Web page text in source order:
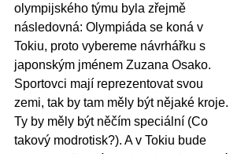
olympijského týmu byla zřejmě
následovná: Olympiáda se koná v
Tokiu, proto vybereme návrhářku s
japonským jménem Zuzana Osako.
Sportovci mají reprezentovat svou
zemi, tak by tam měly být nějaké kroje.
Ty by měly být něčím speciální (Co
takový modrotisk?). A v Tokiu bude